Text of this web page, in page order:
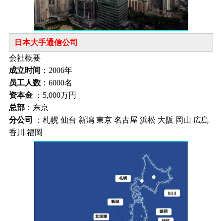
日本大手通信公司
会社概要
成立时间 ：2006年
员工人数 ：6000名
资本金 ：5,000万円
总部 ：东京
分公司
：札幌 仙台 新潟 東京 名古屋 浜松 大阪 岡山 広島
香川 福岡